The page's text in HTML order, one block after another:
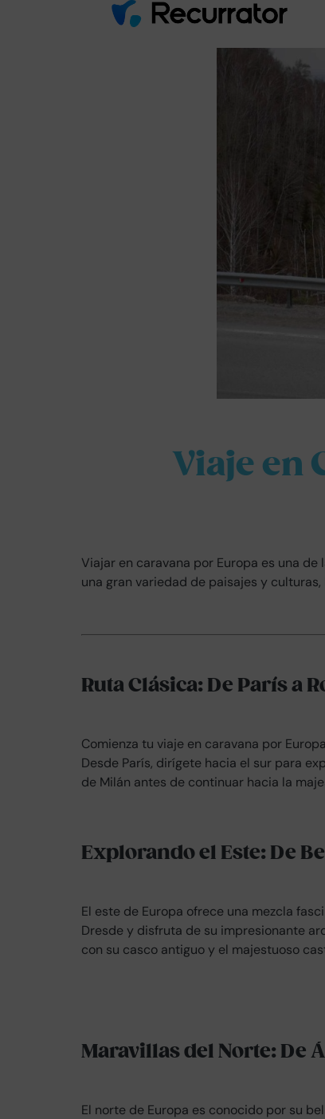
Viaje en
Viajar en caravana por Europa es una
una gran variedad de paisajes y
Ruta Clásica: De París a
Comienza tu viaje en caravana por
Desde París, dirígete hacia el sur para
de Milán antes de continuar hacia la
Explorando el Este: De
El este de Europa ofrece una mezcla
Dresde y disfruta de su impresionante
con su casco antiguo y el majestuoso
Maravillas del Norte: De
El norte de Europa es conocido por su